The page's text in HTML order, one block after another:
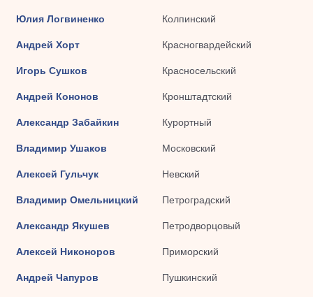
Юлия Логвиненко Колпинский
Андрей Хорт Красногвардейский
Игорь Сушков Красносельский
Андрей Кононов Кронштадтский
Александр Забайкин Курортный
Владимир Ушаков Московский
Алексей Гульчук Невский
Владимир Омельницкий Петроградский
Александр Якушев Петродворцовый
Алексей Никоноров Приморский
Андрей Чапуров Пушкинский